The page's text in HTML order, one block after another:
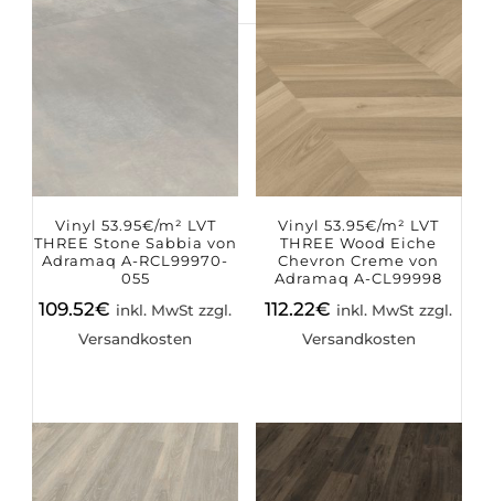
Vinyl 53.95€/m² LVT
THREE Stone Sabbia von
Adramaq A-RCL99970-
055
109.52€ inkl. MwSt zzgl.
Versandkosten
Vinyl 53.95€/m² LVT
THREE Wood Eiche
Chevron Creme von
Adramaq A-CL99998
112.22€ inkl. MwSt zzgl.
Versandkosten
Suchen
nach: